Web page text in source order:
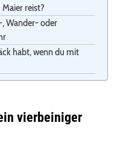
reist?
Wander- oder
habt, wenn du mit
vierbeiniger